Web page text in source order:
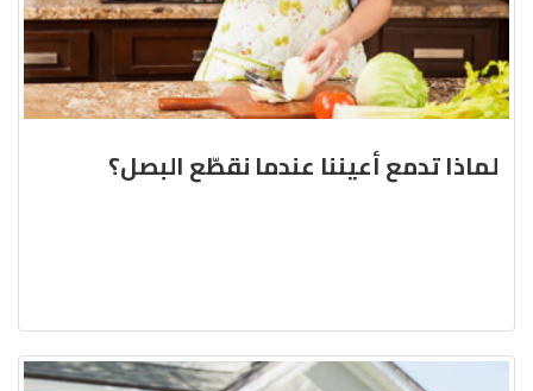
لماذا تدمع أعيننا عندما نقطّع البصل؟